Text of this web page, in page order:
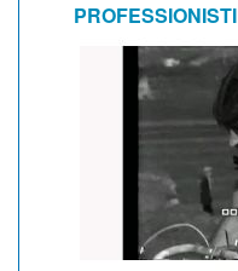
PROFESSIONISTI